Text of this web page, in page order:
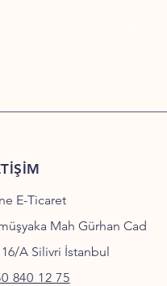
E-Ticaret
Mah Gürhan Cad
A Silivri İstanbul
840 12 75